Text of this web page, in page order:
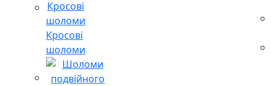
Кросові
шоломи